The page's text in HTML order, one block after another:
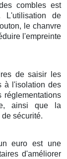
combles est
L'utilisation de
le chanvre
l'empreinte
de saisir les
à l'isolation des
réglementations
ainsi que la
sécurité.
euro est une
d'améliorer